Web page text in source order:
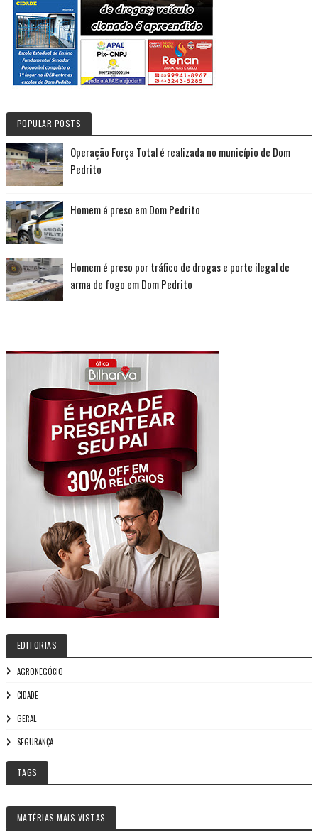
POPULAR POSTS
Operação Força Total é realizada no município de Dom
Pedrito
Homem é preso em Dom Pedrito
Homem é preso por tráfico de drogas e porte ilegal de
arma de fogo em Dom Pedrito
EDITORIAS
AGRONEGÓCIO
CIDADE
GERAL
SEGURANÇA
TAGS
MATÉRIAS MAIS VISTAS